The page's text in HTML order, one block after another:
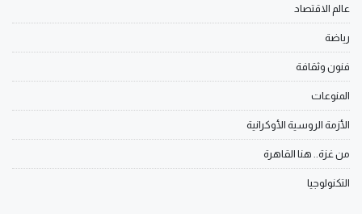
عالم الاقتصاد
رياضة
فنون وثقافة
المنوعات
الأزمة الروسية الأوكرانية
من غزة.. هنا القاهرة
التكنولوجيا